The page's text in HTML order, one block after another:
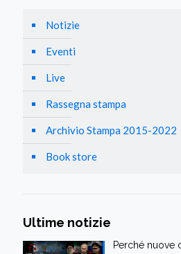
Notizie
Eventi
Live
Rassegna stampa
Archivio Stampa 2015-2022
Book store
Ultime notizie
Perché nuove